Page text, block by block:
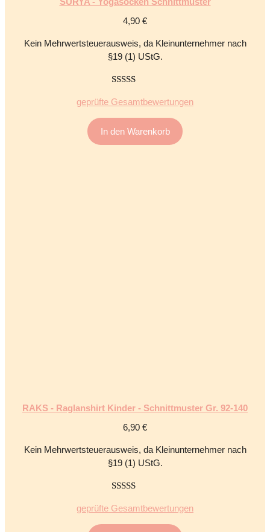
4,90 €
Kein Mehrwertsteuerausweis, da Kleinunternehmer nach
§19 (1) UStG.
geprüfte Gesamtbewertungen
In den Warenkorb
RAKS - Raglanshirt Kinder - Schnittmuster Gr. 92-140
6,90 €
Kein Mehrwertsteuerausweis, da Kleinunternehmer nach
§19 (1) UStG.
geprüfte Gesamtbewertungen